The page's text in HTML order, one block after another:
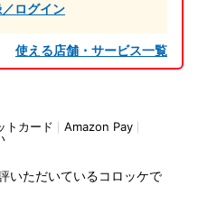
ログイン
使える店舗・サービス一覧
トカード
Amazon Pay
いただいているコロッケで